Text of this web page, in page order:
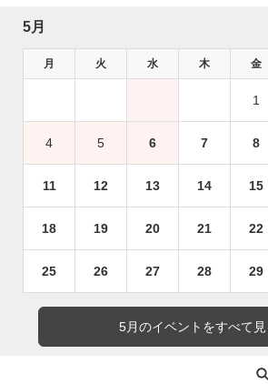
5月
月 火 水 木 金
1
4 5 6 7 8
11 12 13 14 15
18 19 20 21 22
25 26 27 28 29
5月のイベントをすべて見